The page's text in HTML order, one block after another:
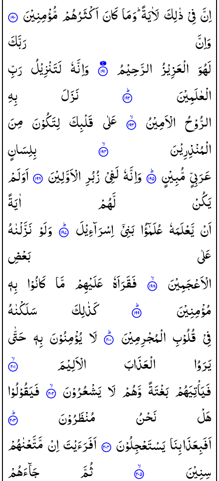
اِنَّفِیْذٰلِكَلَاٰیَةً ؕوَمَاكَانَاَكْثَرُهُمْمُّؤْمِنِیْنَ
وَاِنَّ
رَبَّكَ
لَهُوَ الْعَزِیْزُ الرَّحِیْمُ وَاِنَّهٗ لَتَنْزِیْلُ رَبِّ
الْعٰلَمِیْنَ
نَزَلَ
بِهِ
الرُّوْحُ الْاَمِیْنُ عَلٰی قَلْبِكَ لِتَكُوْنَ مِنَ
الْمُنْذِرِیْنَ
بِلِسَانٍ
عَرَبِیٍّمُّبِیْنٍ وَاِنَّهٗلَفِیْزُبُرِالْاَوَّلِیْنَ
اَوَلَمْ
یَكُنْ
لَّهُمْ
اٰیَةً
اَنْ یَّعْلَمَهٗ عُلَمٰٓؤُا بَنِیْۤ اِسْرَآءِیْلَ وَلَوْ نَزَّلْنٰهُ
عَلٰی
بَعْضِ
الْاَعْجَمِیْنَ
فَقَرَاَهٗ عَلَیْهِمْ مَّا كَانُوْا بِهٖ
مُؤْمِنِیْنَ
كَذٰلِكَ
سَلَكْنٰهُ
فِیْ قُلُوْبِ الْمُجْرِمِیْنَ لَا یُؤْمِنُوْنَ بِهٖ حَتّٰی
یَرَوُا
الْعَذَابَ الْاَلِیْمَ
فَیَاْتِیَهُمْ بَغْتَةً وَّهُمْ لَا یَشْعُرُوْنَ
فَیَقُوْلُوْا
هَلْ
نَحْنُ مُنْظَرُوْنَ
اَفَبِعَذَابِنَایَسْتَعْجِلُوْنَ اَفَرَءَیْتَاِنْمَّتَّعْنٰهُمْ
سِنِیْنَ
ثُمَّ
جَآءَهُمْ